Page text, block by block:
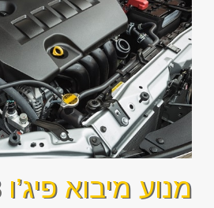
מנוע מיבוא פיג’ו 308 SW